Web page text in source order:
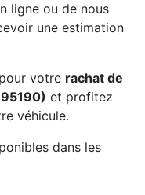
ligne ou de nous
une estimation
votre rachat de
et profitez
véhicule.
dans les